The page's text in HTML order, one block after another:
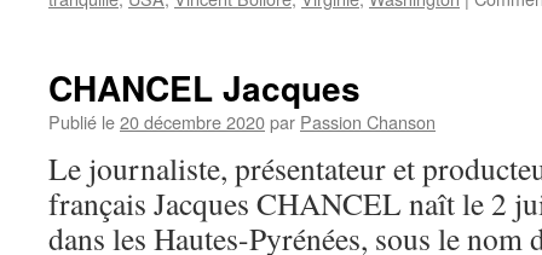
CHANCEL Jacques
Publié le20 décembre 2020par Passion Chanson
Le journaliste, présentateur et
français Jacques CHANCEL naît le 2
dans les Hautes-Pyrénées, sous le nom